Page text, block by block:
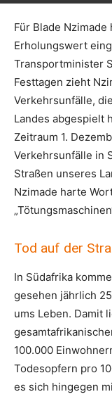
Für Blade
Erholungswert
Transportminister
Festtagen zieht
Verkehrsunfälle,
Landes abgespielt
Zeitraum 1.
Verkehrsunfälle in
Straßen unseres
Nzimade harte
Tod auf der
In Südafrika
gesehen jährlich
ums Leben. Damit
100.000
Todesopfern pro
es sich hingegen